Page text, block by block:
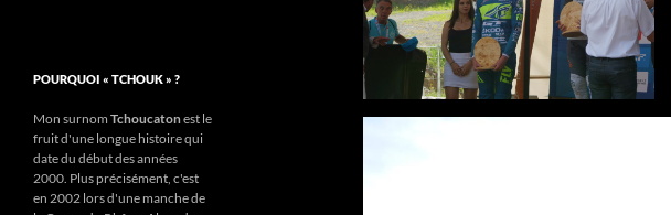
POURQUOI « TCHOUK » ?
Mon surnom Tchoucatonest le
fruit d'une longue histoire qui
date du début des années
2000. Plus précisément, c'est
en 2002 lors d'une manche de